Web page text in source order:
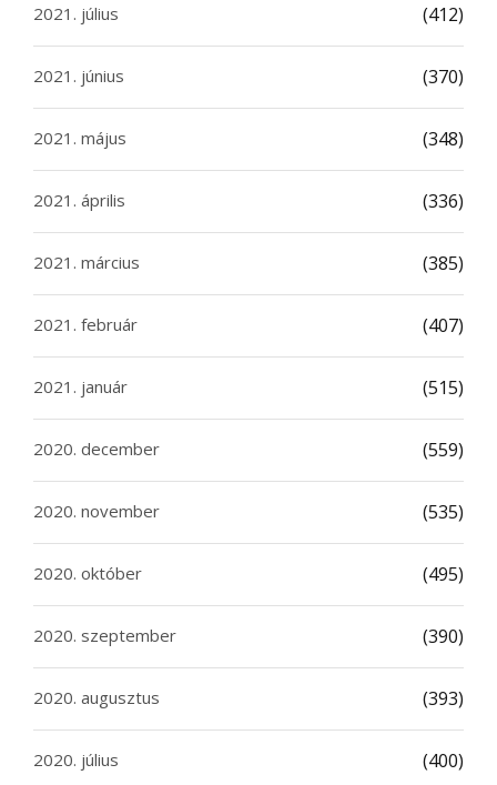
2021. július (412)
2021. június (370)
2021. május (348)
2021. április (336)
2021. március (385)
2021. február (407)
2021. január (515)
2020. december (559)
2020. november (535)
2020. október (495)
2020. szeptember (390)
2020. augusztus (393)
2020. július (400)